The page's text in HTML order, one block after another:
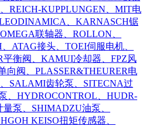
REICH-KUPPLUNGEN、MIT电
、KARNASCH锯
联轴器、ROLLON、
ATAG接头、TOEI伺服电机、
平衡阀、KAMUI冷却器、FPZ风
向阀、PLASSER&THEURER电
SALAMI齿轮泵、SITECNA过
、HYDROCONTROL、HUDR-
泵、SHIMADZU油泵、
KEISO扭矩传感器、